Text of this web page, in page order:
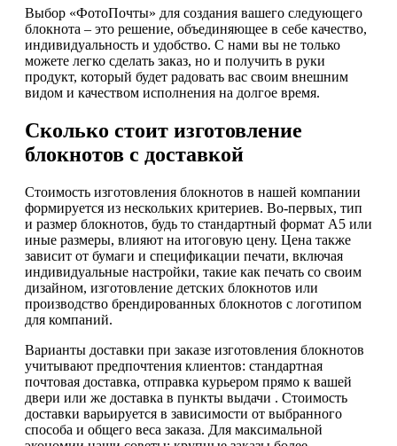
Выбор «ФотоПочты» для создания вашего следующего
блокнота – это решение, объединяющее в себе качество,
индивидуальность и удобство. С нами вы не только
можете легко сделать заказ, но и получить в руки
продукт, который будет радовать вас своим внешним
видом и качеством исполнения на долгое время.
Сколько стоит изготовление
блокнотов с доставкой
Стоимость изготовления блокнотов в нашей компании
формируется из нескольких критериев. Во-первых, тип
и размер блокнотов, будь то стандартный формат А5 или
иные размеры, влияют на итоговую цену. Цена также
зависит от бумаги и спецификации печати, включая
индивидуальные настройки, такие как печать со своим
дизайном, изготовление детских блокнотов или
производство брендированных блокнотов с логотипом
для компаний.
Варианты доставки при заказе изготовления блокнотов
учитывают предпочтения клиентов: стандартная
почтовая доставка, отправка курьером прямо к вашей
двери или же доставка в пункты выдачи . Стоимость
доставки варьируется в зависимости от выбранного
способа и общего веса заказа. Для максимальной